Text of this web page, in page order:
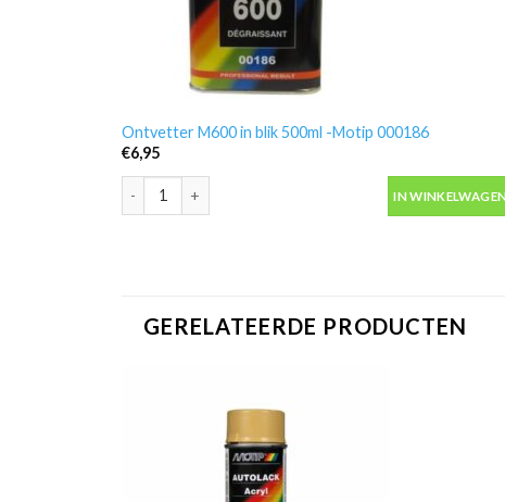
Ontvetter M600 in blik 500ml -Motip 000186
€6,95
Ontvetter M600 in blik 500ml -Motip 000186 aantal
IN
GERELATEERDE PRODUCTEN